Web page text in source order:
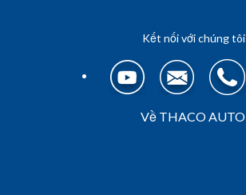
Kết nối với chúng tôi
Về THACO AUTO